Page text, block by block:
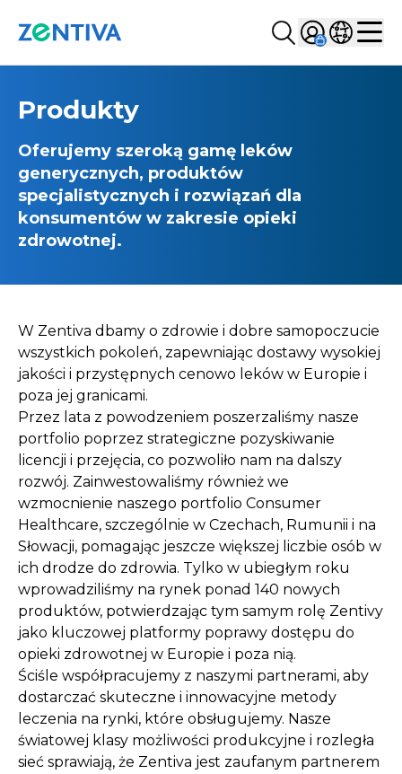
Szukaj...
Sign inWybierz
Produkty
Oferujemy szeroką gamę leków
generycznych, produktów
specjalistycznych i rozwiązań dla
konsumentów w zakresie opieki
zdrowotnej.
W Zentiva dbamy o zdrowie i dobre samopoczucie
wszystkich pokoleń, zapewniając dostawy wysokiej
jakości i przystępnych cenowo leków w Europie i
poza jej granicami.
Przez lata z powodzeniem poszerzaliśmy nasze
portfolio poprzez strategiczne pozyskiwanie
licencji i przejęcia, co pozwoliło nam na dalszy
rozwój. Zainwestowaliśmy również we
wzmocnienie naszego portfolio Consumer
Healthcare, szczególnie w Czechach, Rumunii i na
Słowacji, pomagając jeszcze większej liczbie osób w
ich drodze do zdrowia. Tylko w ubiegłym roku
wprowadziliśmy na rynek ponad 140 nowych
produktów, potwierdzając tym samym rolę Zentivy
jako kluczowej platformy poprawy dostępu do
opieki zdrowotnej w Europie i poza nią.
Ściśle współpracujemy z naszymi partnerami, aby
dostarczać skuteczne i innowacyjne metody
leczenia na rynki, które obsługujemy. Nasze
światowej klasy możliwości produkcyjne i rozległa
sieć sprawiają, że Zentiva jest zaufanym partnerem